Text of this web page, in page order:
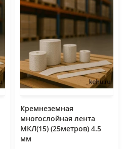
Кремнеземная
многослойная лента
МКЛ(15) (25метров) 4.5
мм